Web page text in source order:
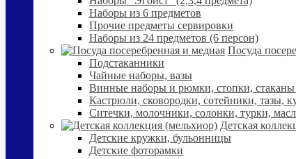
Наборы из 6 предметов
Прочие предметы сервировки
Наборы из 24 предметов (6 персон)
Посуда
Подстаканники
Чайные наборы, вазы
Винные наборы и рюмки, стопки,
Кастрюли, сковородки, сотейники, тазы,
Ситечки, молочники, солонки, турки,
Детская
Детские кружки, бульонницы
Детские фоторамки